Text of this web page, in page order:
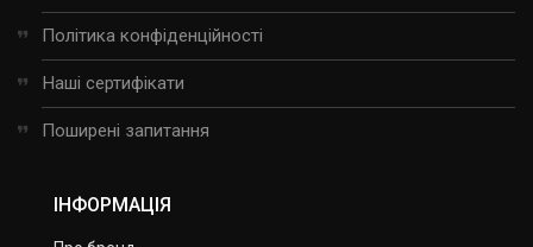
Політика конфіденційності
Наші сертифікати
Поширені запитання
ІНФОРМАЦІЯ